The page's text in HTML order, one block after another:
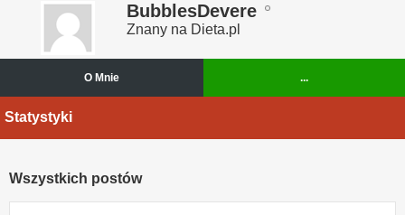
BubblesDevere
Znany na Dieta.pl
O Mnie ...
Statystyki
Wszystkich postów